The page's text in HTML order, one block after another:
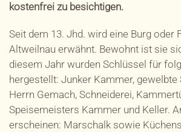
kostenfrei zu besichtigen.
Seit dem 13. Jhd. wird eine Burg oder
Altweilnau erwähnt. Bewohnt ist sie
diesem Jahr wurden Schlüssel für
hergestellt: Junker Kammer, gewelbte
Herrn Gemach, Schneiderei,
Speisemeisters Kammer und Keller.
erscheinen: Marschalk sowie